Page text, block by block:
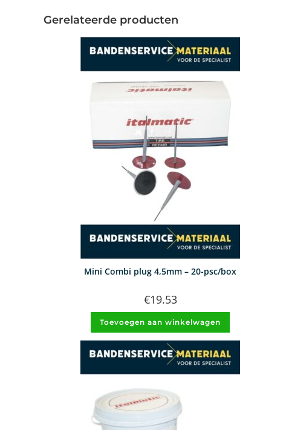
Gerelateerde producten
Mini Combi plug 4,5mm – 20-psc/box
€19.53
Toevoegen aan winkelwagen